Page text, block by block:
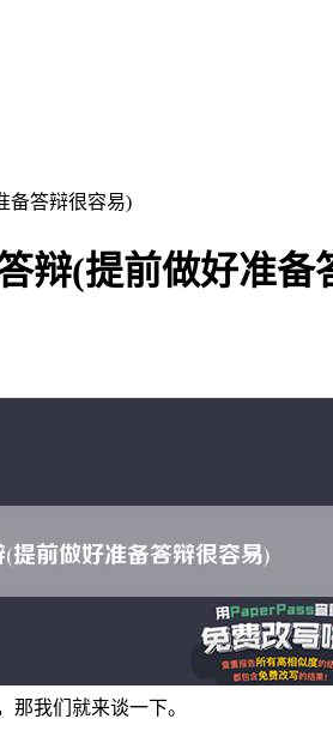
备答辩很容易)
辩(提前做好准备
那我们就来谈一下。